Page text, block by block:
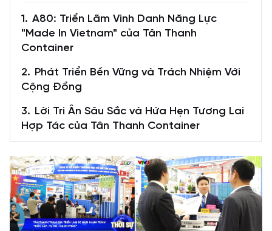
A80: Triển Lãm Vinh Danh Năng Lực
"Made In Vietnam" của Tân Thanh
Container
Phát Triển Bền Vững và Trách Nhiệm Với
Cộng Đồng
Lời Tri Ân Sâu Sắc và Hứa Hẹn Tương Lai
Hợp Tác của Tân Thanh Container